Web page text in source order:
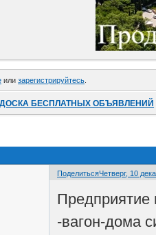
или зарегистрируйтесь
БЕСПЛАТНЫХ ОБЪЯВЛЕНИЙ
ПоделитьсяЧетверг, 10
-вагон-дома